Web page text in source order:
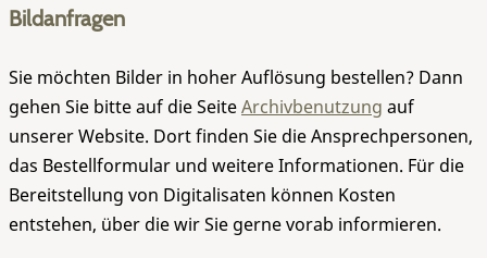
Bildanfragen
Sie möchten Bilder in hoher Auflösung bestellen? Dann
gehen Sie bitte auf die SeiteArchivbenutzung auf
unserer Website. Dort finden Sie die Ansprechpersonen,
das Bestellformular und weitere Informationen. Für die
Bereitstellung von Digitalisaten können Kosten
entstehen, über die wir Sie gerne vorab informieren.